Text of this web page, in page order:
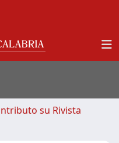
su Rivista